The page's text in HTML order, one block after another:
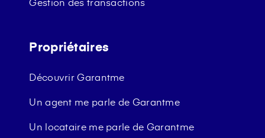
Propriétaires
Découvrir Garantme
Un agent me parle de Garantme
Un locataire me parle de Garantme